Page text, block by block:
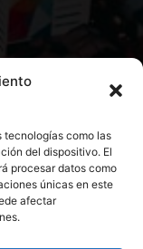
tecnologías como las
del dispositivo. El
procesar datos como
únicas en este
afectar